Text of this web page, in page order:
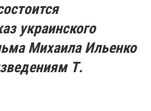
украинского
Михаила Ильенко
Т.